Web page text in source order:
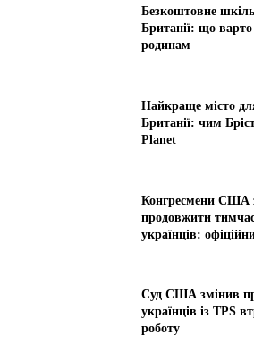
Безкоштовне
Британії: що
родинам
Найкраще місто
Британії: чим
Planet
Конгресмени США
продовжити
українців:
Суд США змінив
українців із TPS
роботу